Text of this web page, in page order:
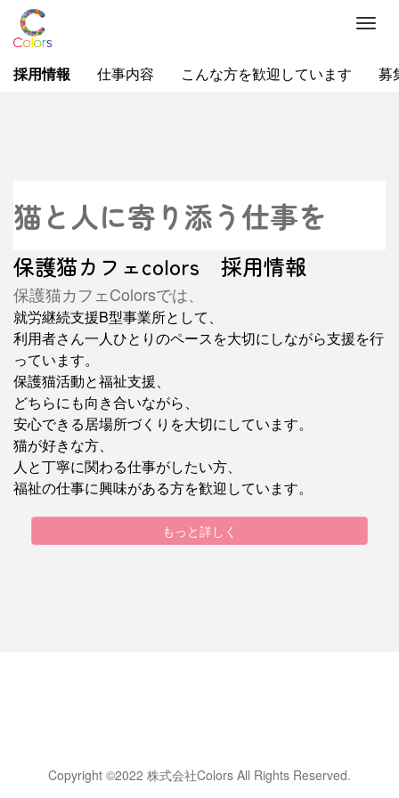
M
猫と人に寄り添う仕事を
保護猫カフェcolors 採用情報
保護猫カフェColorsでは、
就労継続支援B型事業所として、
利用者さん一人ひとりのペースを大切にしながら支援を行
っています。
保護猫活動と福祉支援、
どちらにも向き合いながら、
安心できる居場所づくりを大切にしています。
猫が好きな方、
人と丁寧に関わる仕事がしたい方、
福祉の仕事に興味がある方を歓迎しています。
もっと詳しく
採用情報 仕事内容 こんな方を歓迎しています 募
Copyright ©2022 株式会社Colors All Rights Reserved.